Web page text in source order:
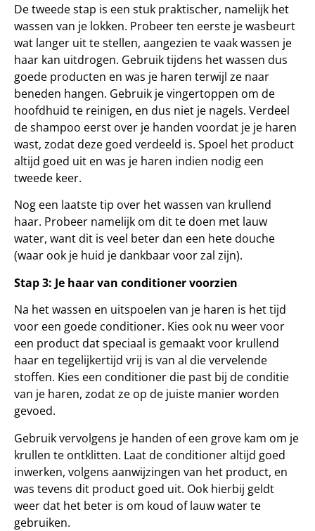
De tweede stap is een stuk praktischer, namelijk het
wassen van je lokken. Probeer ten eerste je wasbeurt
wat langer uit te stellen, aangezien te vaak wassen je
haar kan uitdrogen. Gebruik tijdens het wassen dus
goede producten en was je haren terwijl ze naar
beneden hangen. Gebruik je vingertoppen om de
hoofdhuid te reinigen, en dus niet je nagels. Verdeel
de shampoo eerst over je handen voordat je je haren
wast, zodat deze goed verdeeld is. Spoel het product
altijd goed uit en was je haren indien nodig een
tweede keer.
Nog een laatste tip over het wassen van krullend
haar. Probeer namelijk om dit te doen met lauw
water, want dit is veel beter dan een hete douche
(waar ook je huid je dankbaar voor zal zijn).
Stap 3: Je haar van conditioner voorzien
Na het wassen en uitspoelen van je haren is het tijd
voor een goede conditioner. Kies ook nu weer voor
een product dat speciaal is gemaakt voor krullend
haar en tegelijkertijd vrij is van al die vervelende
stoffen. Kies een conditioner die past bij de conditie
van je haren, zodat ze op de juiste manier worden
gevoed.
Gebruik vervolgens je handen of een grove kam om je
krullen te ontklitten. Laat de conditioner altijd goed
inwerken, volgens aanwijzingen van het product, en
was tevens dit product goed uit. Ook hierbij geldt
weer dat het beter is om koud of lauw water te
gebruiken.